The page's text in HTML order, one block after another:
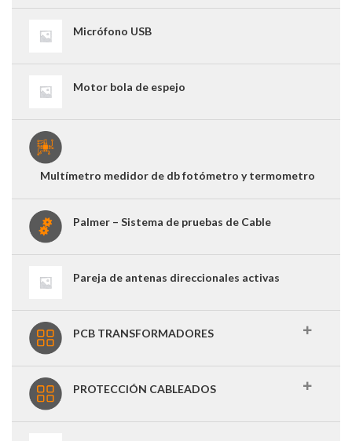
Micrófono USB
Motor bola de espejo
Multímetro medidor de db fotómetro y termometro
Palmer – Sistema de pruebas de Cable
Pareja de antenas direccionales activas
PCB TRANSFORMADORES
PROTECCIÓN CABLEADOS